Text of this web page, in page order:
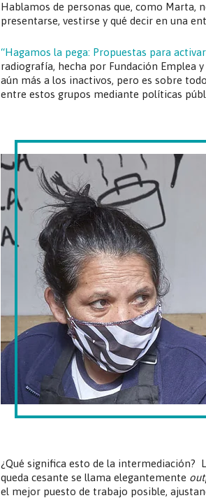
Hablamos de personas que, como Marta,
presentarse, vestirse y qué decir en una
“Hagamos la pega: Propuestas para
radiografía, hecha por Fundación Emplea
aún más a los inactivos, pero es sobre
entre estos grupos mediante políticas
¿Qué significa esto de la intermediación?
queda cesante se llama elegantemente
el mejor puesto de trabajo posible,